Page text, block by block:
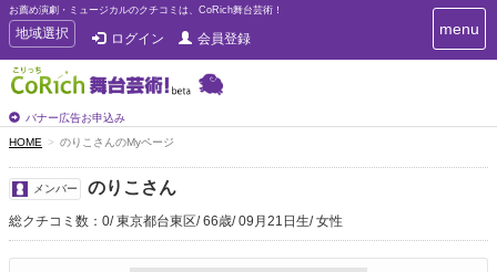
お薦め演劇・ミュージカルのクチコミは、CoRich舞台芸術！
T
o
g
g
e
n
a
v
i
g
a
t
地域選択 ログイン 会員登録
バナー広告お申込み
T
o
menu
HOME のりこさんのMyページ
メンバー のりこさん
総クチコミ数：0 東京都台東区 66歳 09月21日生 女性